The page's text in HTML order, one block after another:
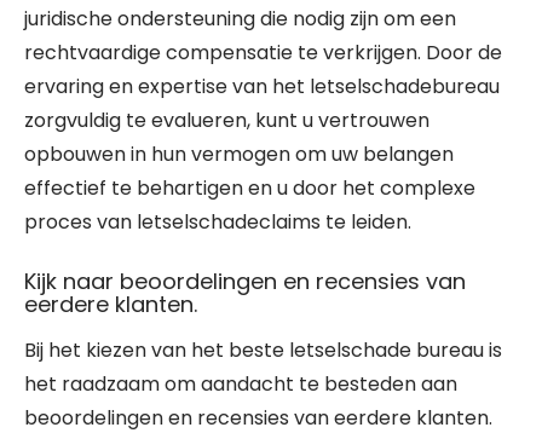
juridische ondersteuning die nodig zijn om een
rechtvaardige compensatie te verkrijgen. Door de
ervaring en expertise van het letselschadebureau
zorgvuldig te evalueren, kunt u vertrouwen
opbouwen in hun vermogen om uw belangen
effectief te behartigen en u door het complexe
proces van letselschadeclaims te leiden.
Kijk naar beoordelingen en recensies van
eerdere klanten.
Bij het kiezen van het beste letselschade bureau is
het raadzaam om aandacht te besteden aan
beoordelingen en recensies van eerdere klanten.